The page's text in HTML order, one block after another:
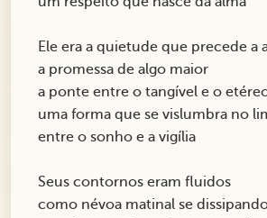
Ele era a quietude que precede a
a promessa de algo maior
a ponte entre o tangível e o
uma forma que se vislumbra no
entre o sonho e a vigília
Seus contornos eram fluidos
como névoa matinal se